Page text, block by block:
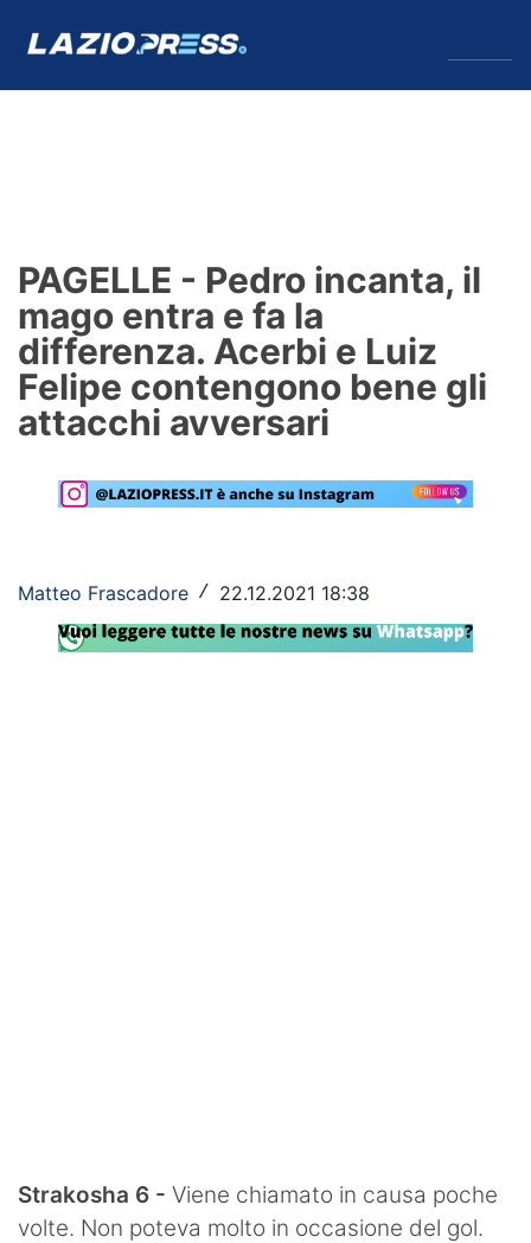
Formello
Infortuni
Primavera
Lazio Women
Social
PAGELLE - Pedro incanta, il
mago entra e fa la
differenza. Acerbi e Luiz
Felipe contengono bene gli
attacchi avversari
Matteo Frascadore / 22.12.2021 18:38
Strakosha 6 - Viene chiamato in causa poche
volte. Non poteva molto in occasione del gol.